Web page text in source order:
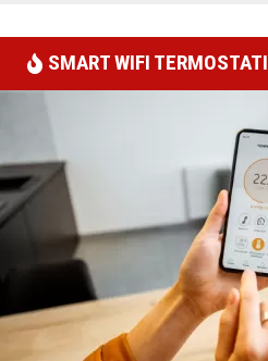
SMART WIFI TERMOSTATI